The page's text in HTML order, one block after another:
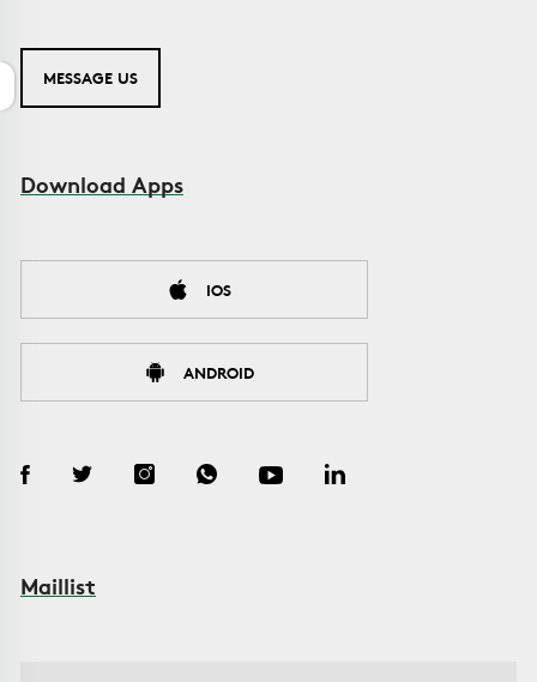
MESSAGE US
Download Apps
IOS
ANDROID
Maillist